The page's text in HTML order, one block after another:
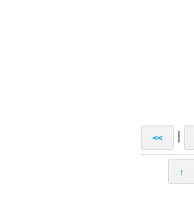
<<
↑